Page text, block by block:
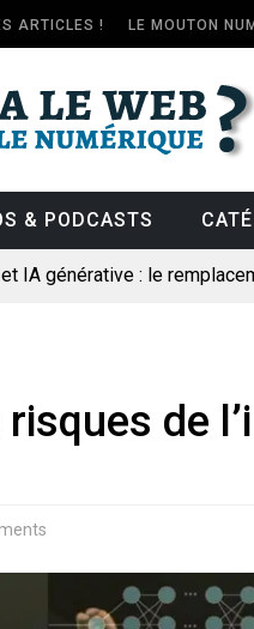
ARTICLES ! LE MOUTON
& PODCASTS
IA générative : le
nul
moraliser le pillage
la polémique des
contre l’IA
le projet de Campus
machines à laver, et
de